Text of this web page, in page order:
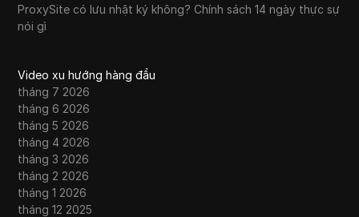
ProxySite có lưu nhật ký không? Chính sách 14 ngày thực sự
nói gì
Video xu hướng hàng đầu
tháng 7 2026
tháng 6 2026
tháng 5 2026
tháng 4 2026
tháng 3 2026
tháng 2 2026
tháng 1 2026
tháng 12 2025